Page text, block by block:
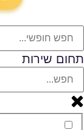
תחום שירות